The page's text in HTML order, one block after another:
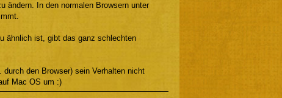
ändern. In den normalen Browsern unter
ähnlich ist, gibt das ganz schlechten
den Browser) sein Verhalten nicht
Mac OS um :)